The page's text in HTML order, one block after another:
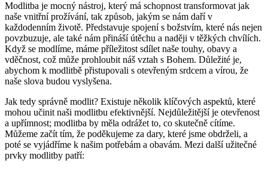
Modlitba je mocný nástroj, který má schopnost transformovat jak
naše vnitřní prožívání, tak způsob, jakým se nám daří v
každodenním životě. Představuje spojení s božstvím, které nás nejen
povzbuzuje, ale také nám přináší útěchu a naději v těžkých chvílích.
Když se modlíme, máme příležitost sdílet naše touhy, obavy a
vděčnost, což může prohloubit náš vztah s Bohem. Důležité je,
abychom k modlitbě přistupovali s otevřeným srdcem a vírou, že
naše slova budou vyslyšena.
Jak tedy správně modlit? Existuje několik klíčových aspektů, které
mohou učinit naši modlitbu efektivnější. Nejdůležitější je otevřenost
a upřímnost; modlitba by měla odrážet to, co skutečně cítíme.
Můžeme začít tím, že poděkujeme za dary, které jsme obdrželi, a
poté se vyjádříme k našim potřebám a obavám. Mezi další užitečné
prvky modlitby patří: